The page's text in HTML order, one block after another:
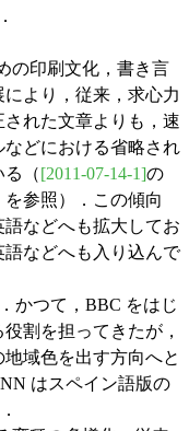
の印刷文化，書き言
より，従来，求心力
れた文章よりも，速
どにおける省略され
る（[2011-07-14-1]の
を参照）．この傾向
などへも拡大してお
などへも入り込んで
かつて，BBC をはじ
割を担ってきたが，
域色を出す方向へと
はスペイン語版の